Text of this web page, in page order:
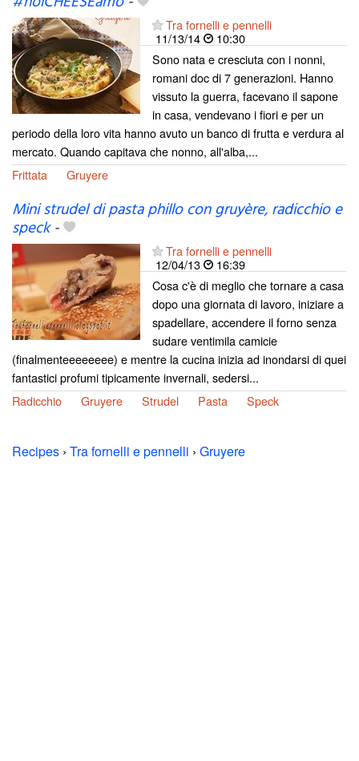
Tra fornelli e pennelli
11/13/14
10:30
Sono nata e cresciuta con i nonni,
romani doc di 7 generazioni. Hanno
vissuto la guerra, facevano il sapone
in casa, vendevano i fiori e per un
periodo della loro vita hanno avuto un banco di frutta e verdura al
mercato. Quando capitava che nonno, all'alba,...
Frittata
Gruyere
Mini strudel di pasta phillo con gruyère, radicchio e
speck-
Tra fornelli e pennelli
12/04/13
16:39
Cosa c'è di meglio che tornare a casa
dopo una giornata di lavoro, iniziare a
spadellare, accendere il forno senza
sudare ventimila camicie
(finalmenteeeeeeee) e mentre la cucina inizia ad inondarsi di quei
fantastici profumi tipicamente invernali, sedersi...
Radicchio
Gruyere Strudel Pasta Speck
Recipes › Tra fornelli e pennelli › Gruyere